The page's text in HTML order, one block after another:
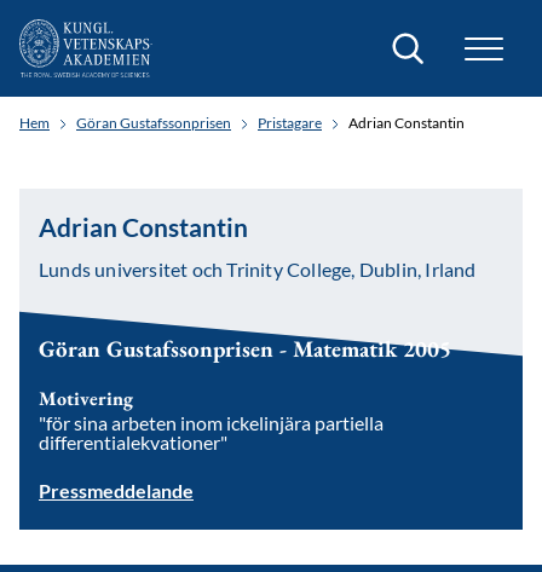
Sök
Hem Göran Gustafssonprisen Pristagare Adrian Constantin
Adrian Constantin
Lunds universitet och Trinity College, Dublin, Irland
Göran Gustafssonprisen - Matematik 2005
Motivering
"för sina arbeten inom ickelinjära partiella
differentialekvationer"
Pressmeddelande